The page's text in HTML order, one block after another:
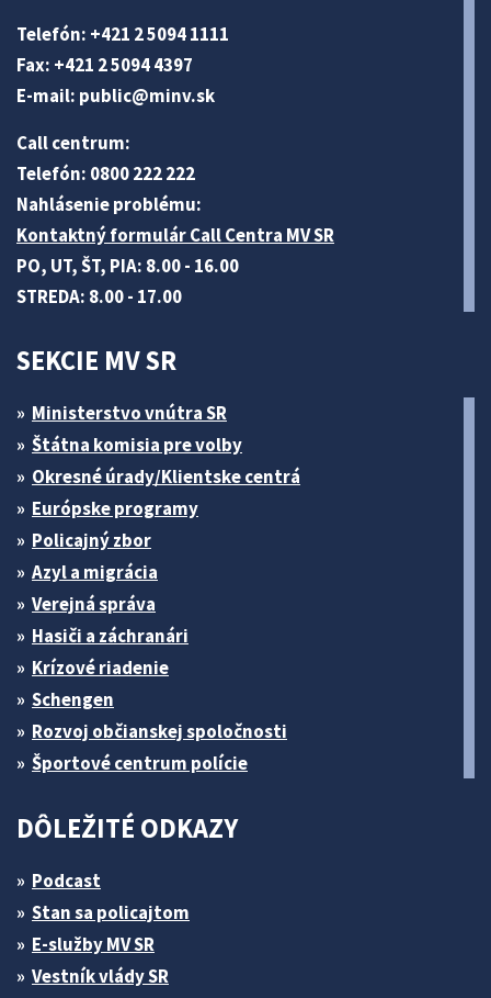
Telefón: +421 2 5094 1111
Fax: +421 2 5094 4397
E-mail: public@minv.sk
Call centrum:
Telefón: 0800 222 222
Nahlásenie problému:
Kontaktný formulár Call Centra MV SR
PO, UT, ŠT, PIA: 8.00 - 16.00
STREDA: 8.00 - 17.00
SEKCIE MV SR
Ministerstvo vnútra SR
Štátna komisia pre volby
Okresné úrady/Klientske centrá
Európske programy
Policajný zbor
Azyl a migrácia
Verejná správa
Hasiči a záchranári
Krízové riadenie
Schengen
Rozvoj občianskej spoločnosti
Športové centrum polície
DÔLEŽITÉ ODKAZY
Podcast
Stan sa policajtom
E-služby MV SR
Vestník vlády SR